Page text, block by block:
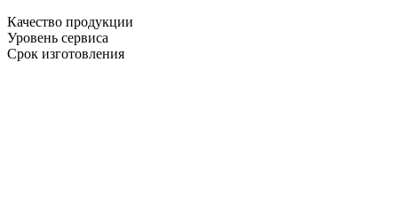
Качество продукции
Уровень сервиса
Срок изготовления